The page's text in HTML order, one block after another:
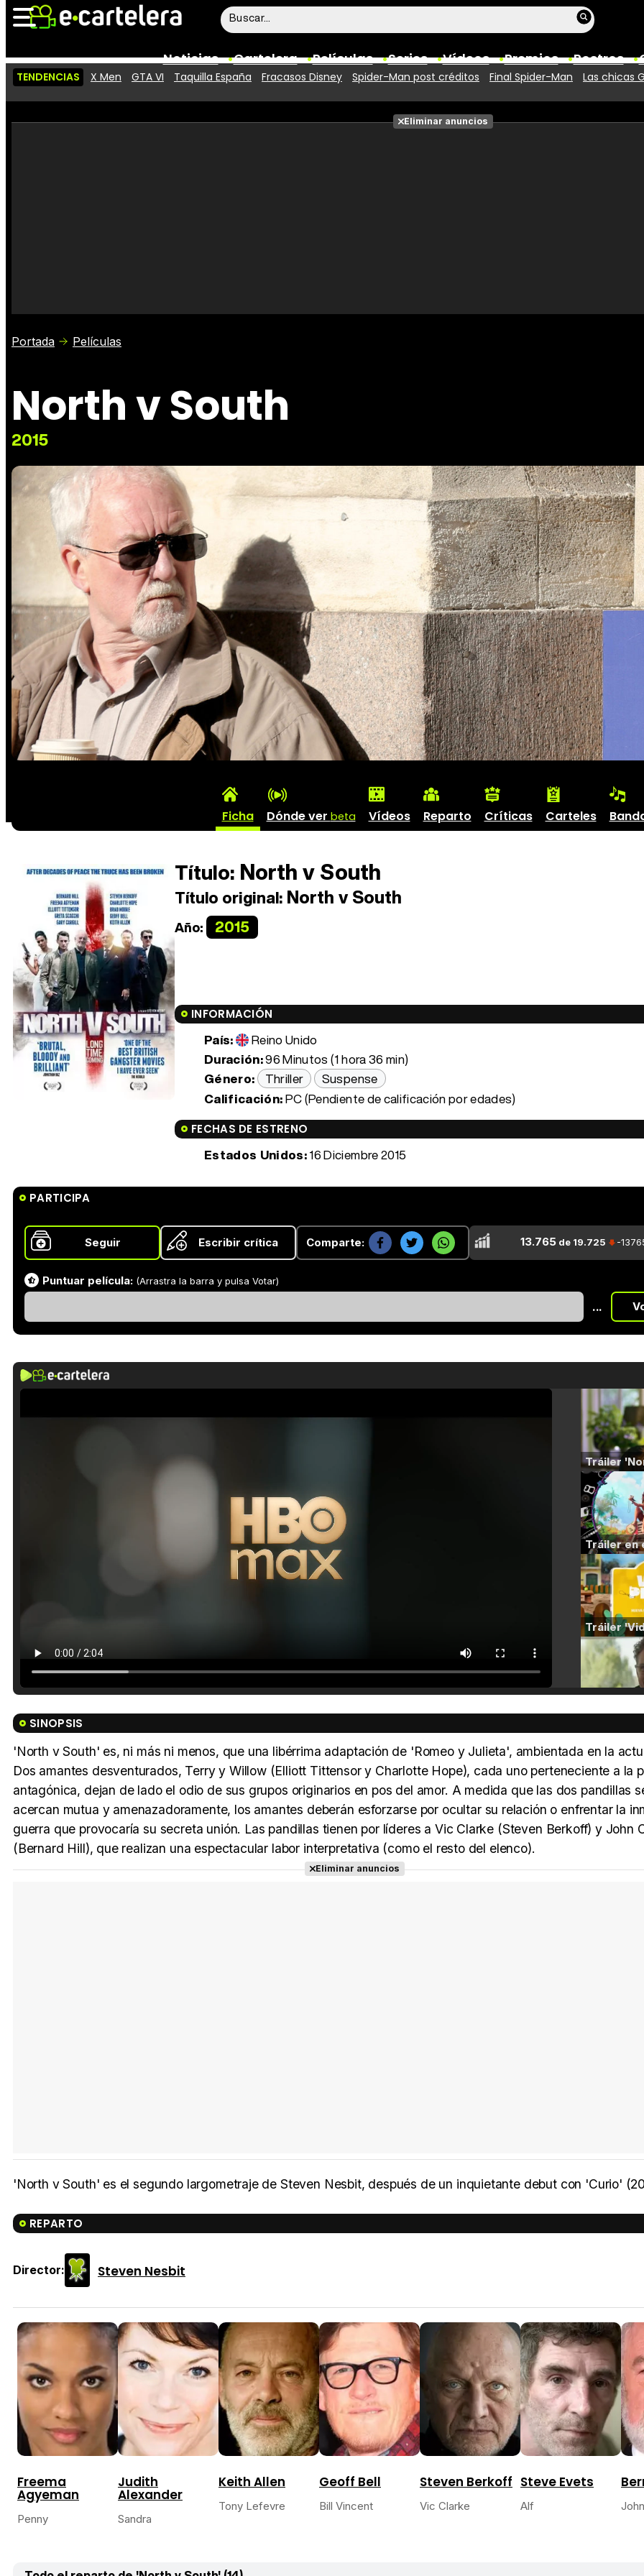
Noticias Cartelera Películas Series Vídeos Premios Rostros
Vídeos
Taquilla
Fotos
TENDENCIAS X Men GTA VI Taquilla España Fracasos Disney Spider-Man post créditos Final Spider-Man Las chicas
Eliminar anuncios
Portada Películas
North v South
2015
Ficha Dónde ver beta Vídeos Reparto Críticas Carteles
Título: North v South
Título original: North v South
Año: 2015
INFORMACIÓN
País:
Reino Unido
Duración:96 Minutos (1 hora 36 min)
Género:
Thriller
Suspense
Calificación:PC (Pendiente de calificación por edades)
FECHAS DE ESTRENO
Estados Unidos:16 Diciembre 2015
PARTICIPA
Seguir Escribir crítica Comparte: 13.765 de 19.725 -
Puntuar película: (Arrastra la barra y pulsa Votar)
...
SINOPSIS
'North v South' es, ni más ni menos, que una libérrima adaptación de 'Romeo y Julieta', ambientada en la
Dos amantes desventurados, Terry y Willow (Elliott Tittensor y Charlotte Hope), cada uno perteneciente a la
antagónica, dejan de lado el odio de sus grupos originarios en pos del amor. A medida que las dos pandillas
acercan mutua y amenazadoramente, los amantes deberán esforzarse por ocultar su relación o enfrentar la
guerra que provocaría su secreta unión. Las pandillas tienen por líderes a Vic Clarke (Steven Berkoff) y John
(Bernard Hill), que realizan una espectacular labor interpretativa (como el resto del elenco).
Eliminar anuncios
'North v South' es el segundo largometraje de Steven Nesbit, después de un inquietante debut con 'Curio'
REPARTO
Director: Steven Nesbit
Freema
Agyeman
Penny
Judith
Alexander
Sandra
Keith Allen
Tony Lefevre
Geoff Bell
Bill Vincent
Steven Berkoff
Vic Clarke
Steve Evets
Alf